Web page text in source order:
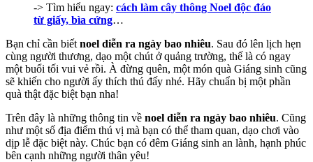
-> Tìm hiểu ngay: cách làm cây thông Noel độc đáo
từ giấy, bìa cứng…
Bạn chỉ cần biết noel diễn ra ngày bao nhiêu. Sau đó lên lịch hẹn
cùng người thương, dạo một chút ở quảng trường, thế là có ngay
một buổi tối vui vẻ rồi. À đừng quên, một món quà Giáng sinh cũng
sẽ khiến cho người ấy thích thú đấy nhé. Hãy chuẩn bị một phần
quà thật đặc biệt bạn nha!
Trên đây là những thông tin về noel diễn ra ngày bao nhiêu. Cũng
như một số địa điểm thú vị mà bạn có thể tham quan, dạo chơi vào
dịp lễ đặc biệt này. Chúc bạn có đêm Giáng sinh an lành, hạnh phúc
bên cạnh những người thân yêu!